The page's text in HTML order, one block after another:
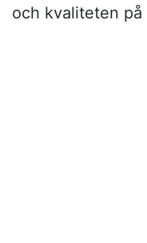
och kvaliteten på